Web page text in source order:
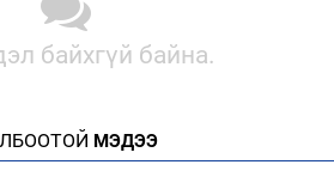
байхгүй байна.
МЭДЭЭ